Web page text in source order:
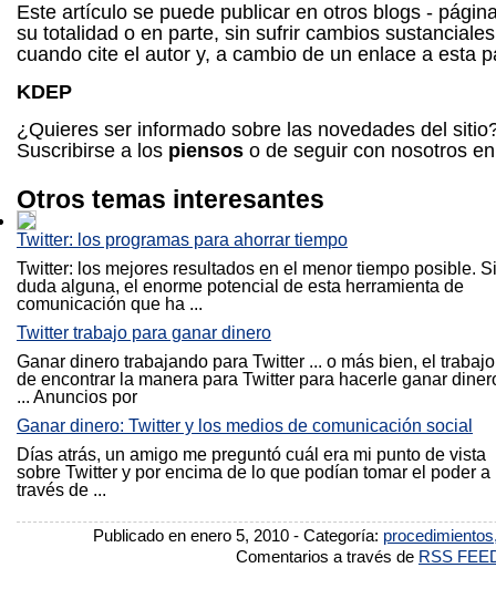
Este artículo se puede publicar en otros blogs -
su totalidad o en parte, sin sufrir cambios
cuando cite el autor y, a cambio de un enlace a esta
KDEP
¿Quieres ser informado sobre las novedades del
Suscribirse a los piensos o de seguir con nosotros
Otros temas interesantes
Twitter: los programas para ahorrar tiempo
Twitter: los mejores resultados en el menor tiempo posible.
duda alguna, el enorme potencial de esta herramienta de
comunicación que ha ...
Twitter trabajo para ganar dinero
Ganar dinero trabajando para Twitter ... o más bien, el trabajo
de encontrar la manera para Twitter para hacerle ganar
... Anuncios por
Ganar dinero: Twitter y los medios de comunicación social
Días atrás, un amigo me preguntó cuál era mi punto de vista
sobre Twitter y por encima de lo que podían tomar el poder a
través de ...
Publicado en enero 5, 2010 - Categoría:
Comentarios a través de RSS